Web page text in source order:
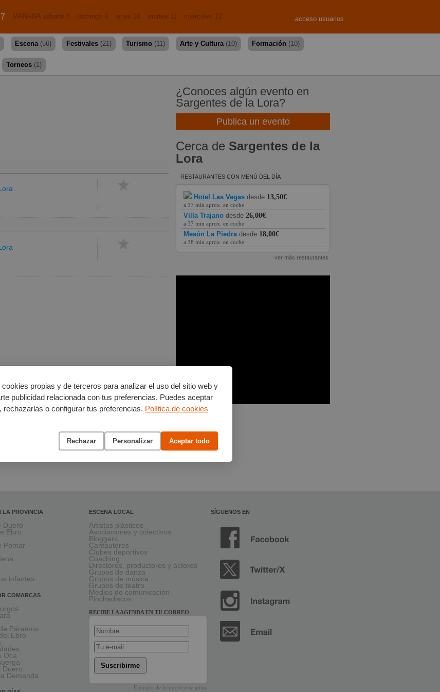
propias y de terceros para analizar el uso del sitio web y
publicidad relacionada con tus preferencias. Puedes aceptar
rechazarlas o configurar tus preferencias. Política de cookies
Rechazar Personalizar Aceptar todo
acceso usuarios
MAÑANA sábado 8 domingo 9 lunes 10 martes 11 miércoles 12
Escena (56) Festivales (21) Turismo (11) Arte y Cultura (10) Formación (10)
Torneos (1)
¿Conoces algún evento en
Sargentes de la Lora?
Publica un evento
Cerca de Sargentes de la
Lora
RESTAURANTES CON MENÚ DEL DÍA
Hotel Las Vegas desde 13,50€
a 37 min aprox. en coche
Villa Trajano desde 26,00€
a 37 min aprox. en coche
Mesón La Piedradesde 18,00€
a 38 min aprox. en coche
ver más restaurantes
LA PROVINCIA
Duero
Ebro
Pomar
infantes
COMARCAS
Páramos
Ebro
Oca
Duero
Demanda
ESCENA LOCAL
Artistas plásticos
Asociaciones y colectivos
Bloggers
Cantautores
Clubes deportivos
Coaching
Directores, productores y actores
Grupos de danza
Grupos de música
Grupos de teatro
Medios de comunicación
Pinchadiscos
RECIBE LA AGENDA EN TU CORREO
Suscribirme
Ejemplo de lo que te enviamos
SÍGUENOS EN